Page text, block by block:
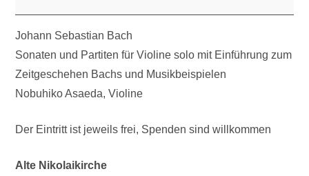
Johann Sebastian Bach
Sonaten und Partiten für Violine solo mit Einführung zum
Zeitgeschehen Bachs und Musikbeispielen
Nobuhiko Asaeda, Violine
Der Eintritt ist jeweils frei, Spenden sind willkommen
Alte Nikolaikirche